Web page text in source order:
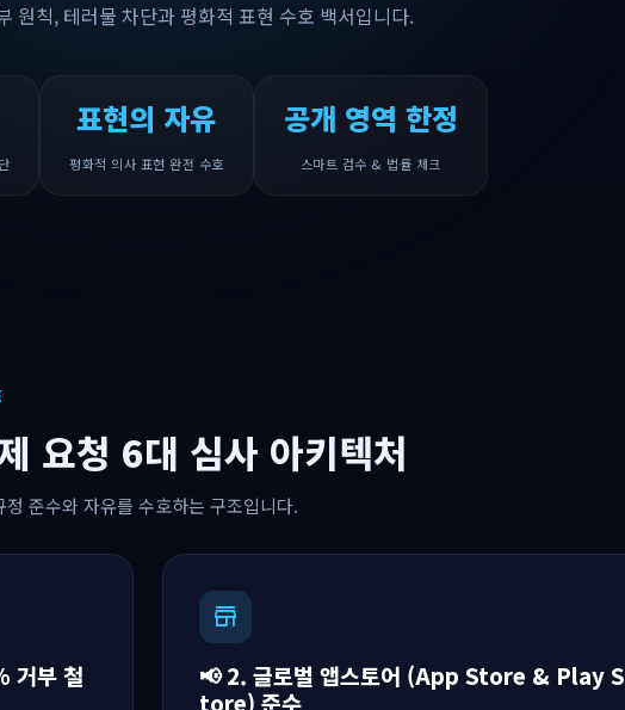
원칙, 테러물 차단과 평화적 표현 수호 백서입니다.
표현의 자유
평화적 의사 표현 완전 수호
공개 영역 한정
스마트 검수 & 법률 체크
요청 6대 심사 아키텍처
준수와 자유를 수호하는 구조입니다.
거부 철
store
📢 2. 글로벌 앱스토어 (App Store & Play S
tore) 준수